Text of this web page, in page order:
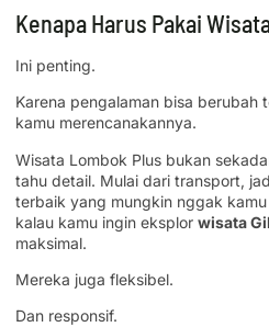
Kenapa Harus Pakai
Ini penting.
Karena pengalaman bisa berubah
kamu merencanakannya.
Wisata Lombok Plus bukan
tahu detail. Mulai dari transport,
terbaik yang mungkin nggak
kalau kamu ingin eksplor wisata
maksimal.
Mereka juga fleksibel.
Dan responsif.